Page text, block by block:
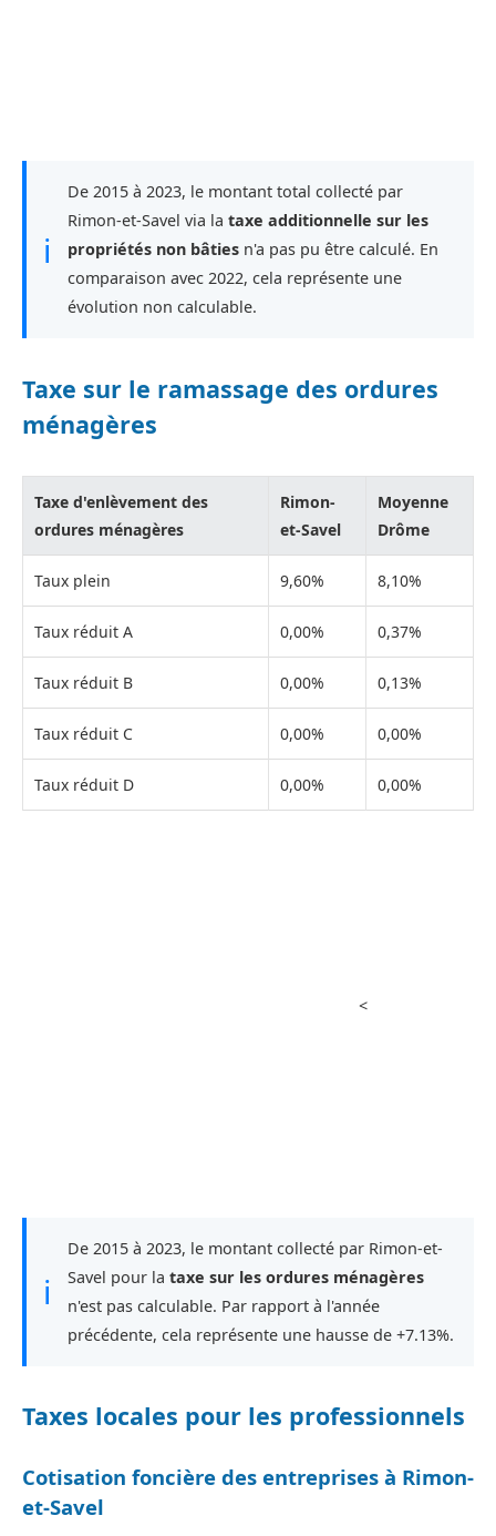
ℹ
De 2015 à 2023, le montant total collecté par
Rimon-et-Savel via la taxe additionnelle sur les
propriétés non bâties n'a pas pu être calculé. En
comparaison avec 2022, cela représente une
évolution non calculable.
Taxe sur le ramassage des ordures
ménagères
Taxe d'enlèvement des
ordures ménagères
Rimon-
et-Savel
Moyenne
Drôme
Taux plein 9,60% 8,10%
Taux réduit A 0,00% 0,37%
Taux réduit B 0,00% 0,13%
Taux réduit C 0,00% 0,00%
Taux réduit D 0,00% 0,00%
<
ℹ
De 2015 à 2023, le montant collecté par Rimon-et-
Savel pour la taxe sur les ordures ménagères
n'est pas calculable. Par rapport à l'année
précédente, cela représente une hausse de +7.13%.
Taxes locales pour les professionnels
Cotisation foncière des entreprises à Rimon-
et-Savel